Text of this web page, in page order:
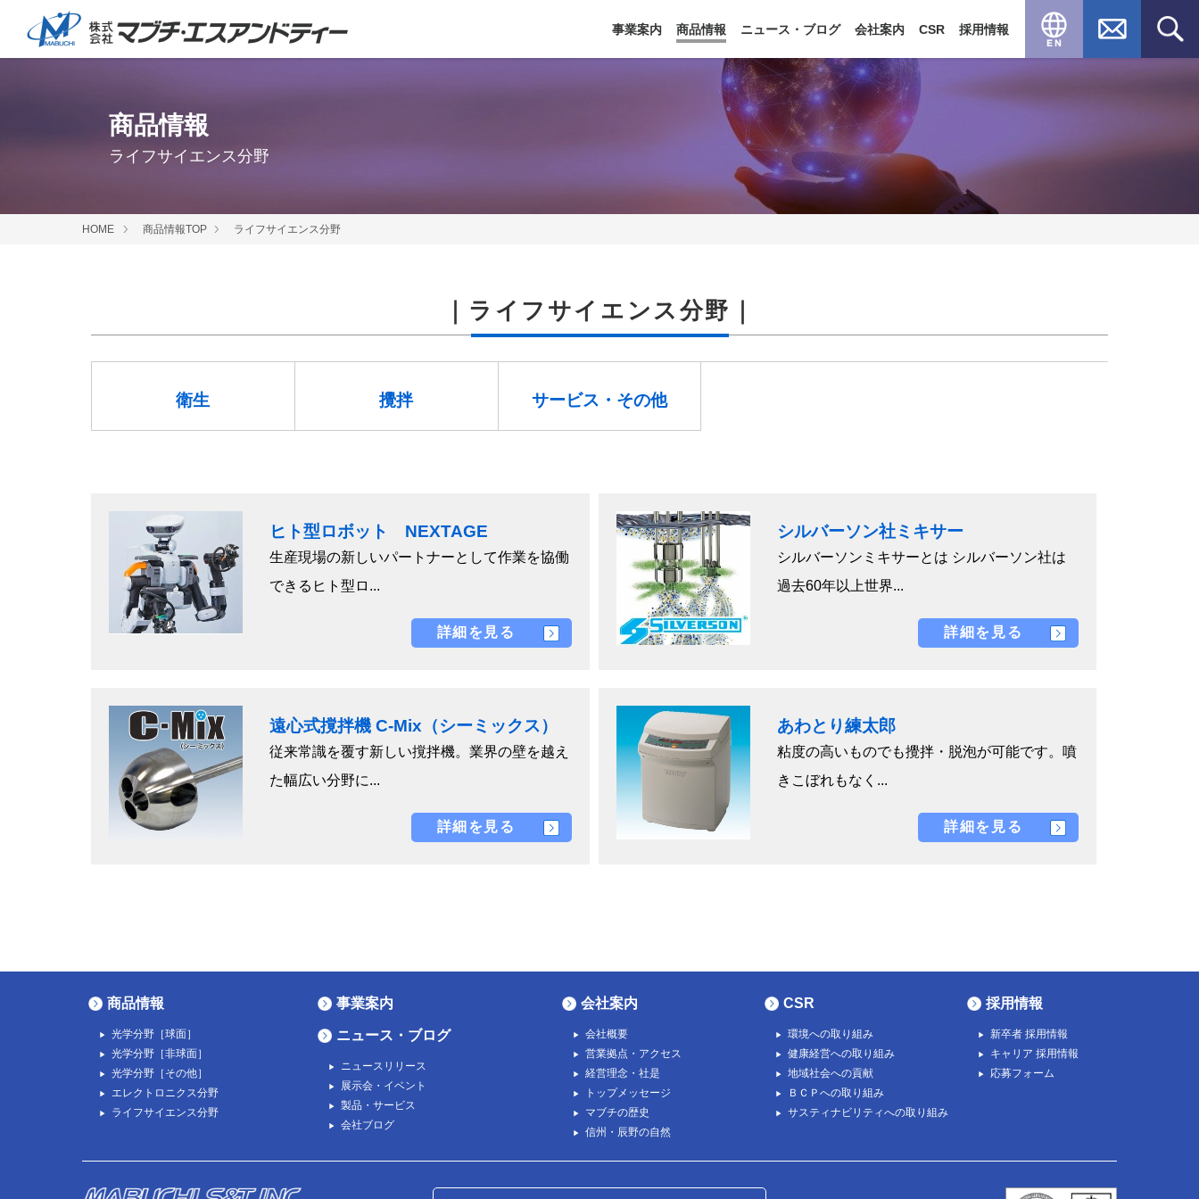
事業案内 商品情報 ニュース・ブログ 会社案内 CSR 採用情報
商品情報
ライフサイエンス分野
HOME 商品情報TOP ライフサイエンス分野
｜ライフサイエンス分野｜
衛生 攪拌 サービス・その他
ヒト型ロボット NEXTAGE
生産現場の新しいパートナーとして作業を協働
できるヒト型ロ...
詳細を見る
シルバーソン社ミキサー
シルバーソンミキサーとは シルバーソン社は
過去60年以上世界...
詳細を見る
遠心式撹拌機 C-Mix（シーミックス）
従来常識を覆す新しい撹拌機。業界の壁を越え
た幅広い分野に...
詳細を見る
あわとり練太郎
粘度の高いものでも攪拌・脱泡が可能です。噴
きこぼれもなく...
詳細を見る
商品情報
光学分野［球面］
光学分野［非球面］
光学分野［その他］
エレクトロニクス分野
ライフサイエンス分野
事業案内
ニュース・ブログ
ニュースリリース
展示会・イベント
製品・サービス
会社ブログ
会社案内
会社概要
営業拠点・アクセス
経営理念・社是
トップメッセージ
マブチの歴史
信州・辰野の自然
CSR
環境への取り組み
健康経営への取り組み
地域社会への貢献
ＢＣＰへの取り組み
サスティナビリティへの取り組み
採用情報
新卒者 採用情報
キャリア 採用情報
応募フォーム